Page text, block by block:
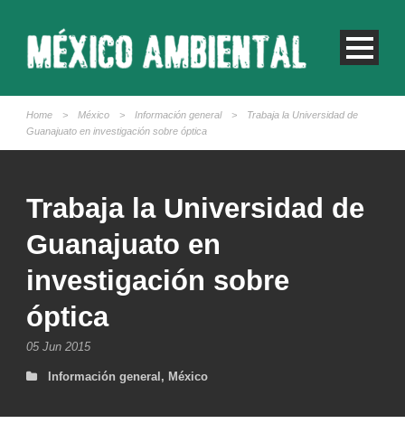
Home > México > Información general >
Trabaja la Universidad de
Guanajuato en investigación sobre óptica
Trabaja la Universidad de
Guanajuato en
investigación sobre
óptica
05 Jun 2015
Información general , México